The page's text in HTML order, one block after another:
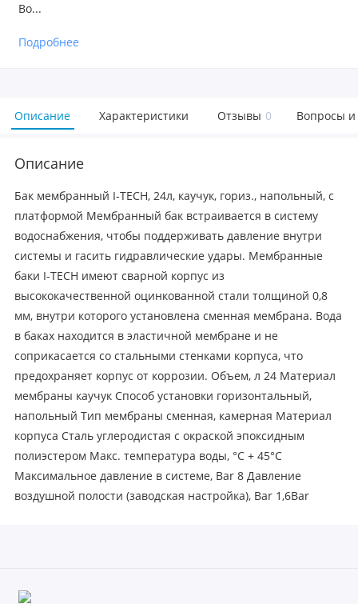
Во...
Подробнее
Описание Характеристики Отзывы 0 Вопросы и
Описание
Бак мембранный I-TECH, 24л, каучук, гориз., напольный, с
платформой Мембранный бак встраивается в систему
водоснабжения, чтобы поддерживать давление внутри
системы и гасить гидравлические удары. Мембранные
баки I-TECH имеют сварной корпус из
высококачественной оцинкованной стали толщиной 0,8
мм, внутри которого установлена сменная мембрана. Вода
в баках находится в эластичной мембране и не
соприкасается со стальными стенками корпуса, что
предохраняет корпус от коррозии. Объем, л 24 Материал
мембраны каучук Способ установки горизонтальный,
напольный Тип мембраны сменная, камерная Материал
корпуса Сталь углеродистая с окраской эпоксидным
полиэстером Макс. температура воды, °C + 45°С
Максимальное давление в системе, Bar 8 Давление
воздушной полости (заводская настройка), Bar 1,6Bar